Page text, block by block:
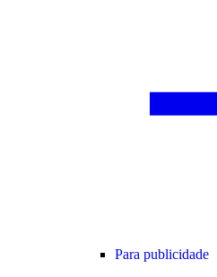
Para publicidade